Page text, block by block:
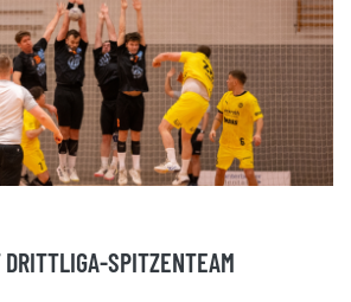
DRITTLIGA-SPITZENTEAM